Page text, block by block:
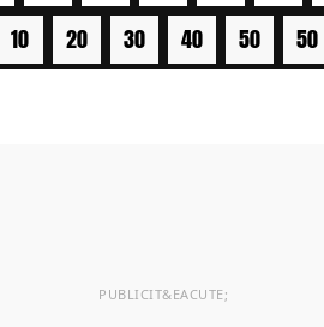
10
20 30 40 50 50